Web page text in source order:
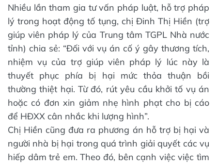
Nhiều lần tham gia tư vấn pháp luật, hỗ trợ pháp
lý trong hoạt động tố tụng, chị Đinh Thị Hiền (trợ
giúp viên pháp lý của Trung tâm TGPL Nhà nước
tỉnh) chia sẻ: “Đối với vụ án cố ý gây thương tích,
nhiệm vụ của trợ giúp viên pháp lý lúc này là
thuyết phục phía bị hại mức thỏa thuận bồi
thường thiệt hại. Từ đó, rút yêu cầu khởi tố vụ án
hoặc có đơn xin giảm nhẹ hình phạt cho bị cáo
để HĐXX cân nhắc khi lượng hình”.
Chị Hiền cũng đưa ra phương án hỗ trợ bị hại và
người nhà bị hại trong quá trình giải quyết các vụ
hiếp dâm trẻ em. Theo đó, bên cạnh việc việc tìm